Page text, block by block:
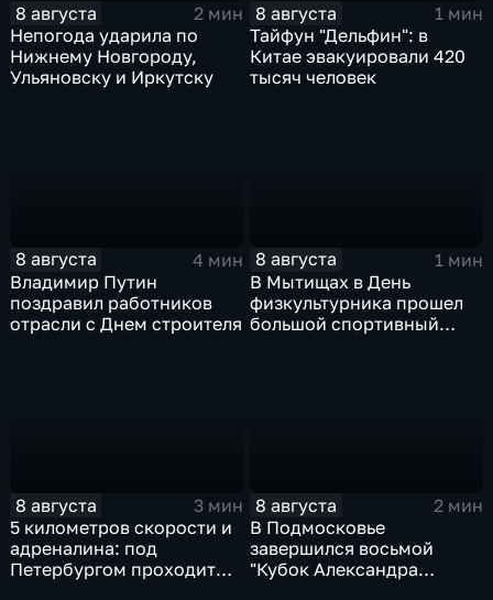
8 августа
2 мин
Непогода ударила по
Нижнему Новгороду,
Ульяновску и Иркутску
8 августа
1 мин
Тайфун "Дельфин": в
Китае эвакуировали 420
тысяч человек
8 августа
4 мин
Владимир Путин
поздравил работников
отрасли с Днем строителя
8 августа
1 мин
В Мытищах в День
физкультурника прошел
большой спортивный
8 августа
3 мин
5 километров скорости и
адреналина: под
Петербургом проходит
8 августа
2 мин
В Подмосковье
завершился восьмой
"Кубок Александра